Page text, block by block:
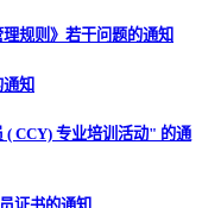
规则》若干问题的通知
知
( CCY) 专业培训活动" 的通